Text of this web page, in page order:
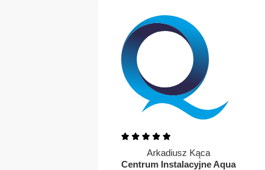
Arkadiusz Kąca
Centrum Instalacyjne Aqua